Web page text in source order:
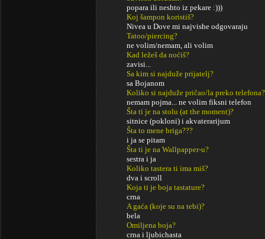
popara ili neshto iz pekare :)))
Koj šampon koristiš?
Nivea u Dove mi najvishe odgovaraju
Tatoo/piercing?
ne volim/nemam, ali volim
Kad ležeš da noćiš?
zavisi...
Sa kim si najduže prijatelj?
sa Bojanom
Koliko si najduže pričao/la preko telefona?
nemam pojma... ne volim fiksni telefon
Šta ti je na stolu (at the moment)?
sitnice (pokloni) i akvaterarijum
Šta to mene briga???
i ja se pitam
Šta ti je na Wallpapper-u?
sestra i ja
Koliko tastera ti ima miš?
dva i scroll
Koja ti je boja tastature?
crna
A gaća (koje su na tebi)?
bela
Omiljena boja?
crna i ljubichasta